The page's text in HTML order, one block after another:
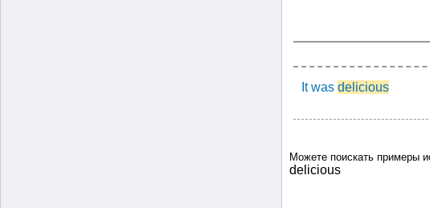
It was delicious
Можете поискать примеры
delicious